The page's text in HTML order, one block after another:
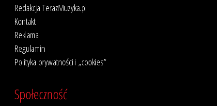
Redakcja TerazMuzyka.pl
Kontakt
Reklama
Regulamin
Polityka prywatności i „cookies”
Społeczność